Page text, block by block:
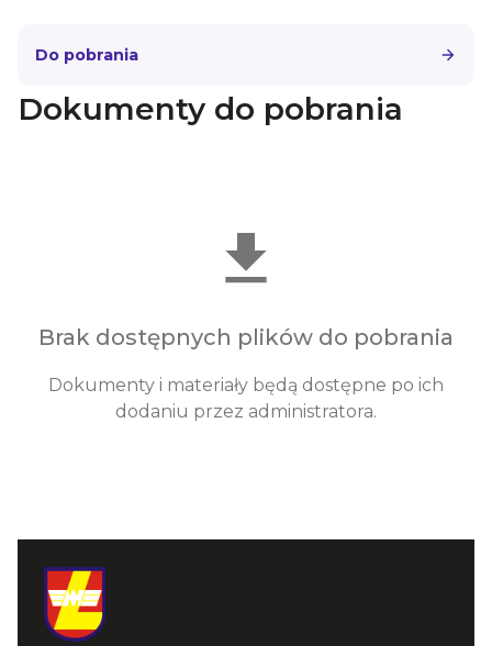
Do pobrania
Dokumenty do pobrania
Brak dostępnych plików do pobrania
Dokumenty i materiały będą dostępne po ich
dodaniu przez administratora.